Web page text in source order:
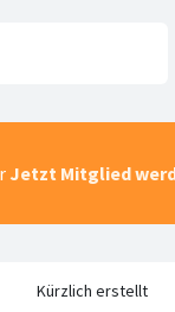
Jetzt Mitglied
Kürzlich erstellt